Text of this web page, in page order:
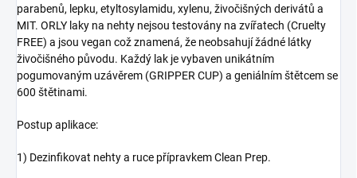
parabenů, lepku, etyltosylamidu, xylenu, živočišných derivátů a
MIT. ORLY laky na nehty nejsou testovány na zvířatech (Cruelty
FREE) a jsou vegan což znamená, že neobsahují žádné látky
živočišného původu. Každý lak je vybaven unikátním
pogumovaným uzávěrem (GRIPPER CUP) a geniálním štětcem se
600 štětinami.
Postup aplikace:
1) Dezinfikovat nehty a ruce přípravkem Clean Prep.